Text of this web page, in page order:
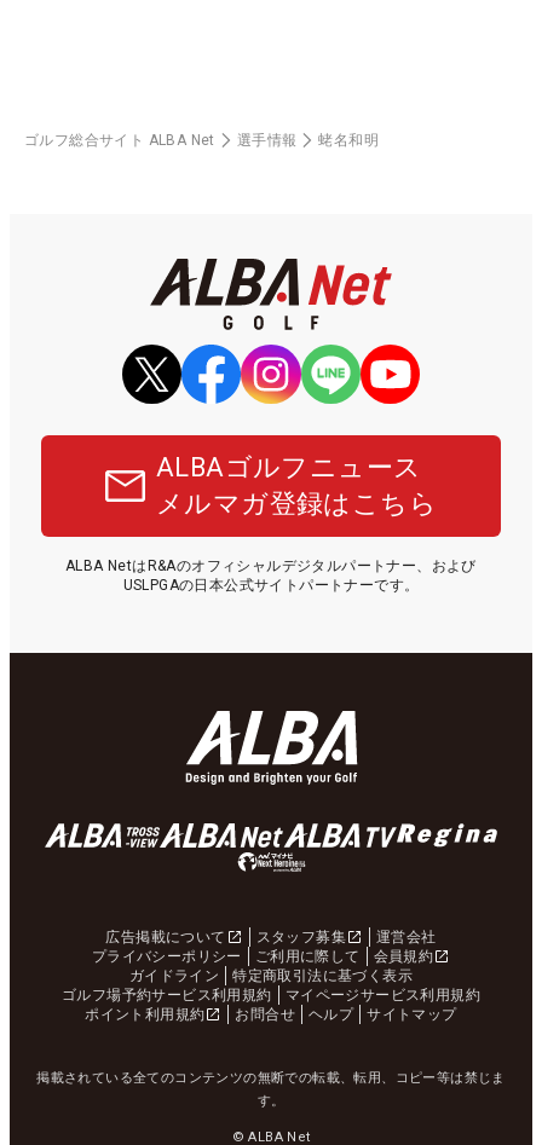
ゴルフ総合サイト ALBA Net 選手情報 蛯名和明
ALBAゴルフニュース
メルマガ登録はこちら
ALBA NetはR&Aのオフィシャルデジタルパートナー、および
USLPGAの日本公式サイトパートナーです。
広告掲載について スタッフ募集
運営会社
プライバシーポリシー
ご利用に際して
会員規約
ガイドライン
特定商取引法に基づく表示
ゴルフ場予約サービス利用規約
マイページサービス利用規約
ポイント利用規約
お問合せ ヘルプ サイトマップ
掲載されている全てのコンテンツの無断での転載、転用、コピー等は禁じま
す。
© ALBA Net